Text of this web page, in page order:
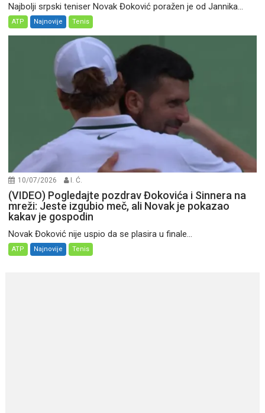
Najbolji srpski teniser Novak Đoković poražen je od Jannika...
ATP Najnovije Tenis
10/07/2026 I. Ć.
(VIDEO) Pogledajte pozdrav Đokovića i Sinnera na
mreži: Jeste izgubio meč, ali Novak je pokazao
kakav je gospodin
Novak Đoković nije uspio da se plasira u finale...
ATP Najnovije Tenis